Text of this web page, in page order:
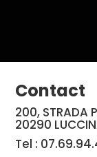
Contact
200, STRADA
20290
Tel :